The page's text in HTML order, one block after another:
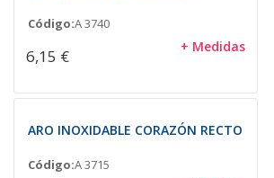
Código:A 3740
6,15 € + Medidas
ARO INOXIDABLE CORAZÓN RECTO
Código:A 3715